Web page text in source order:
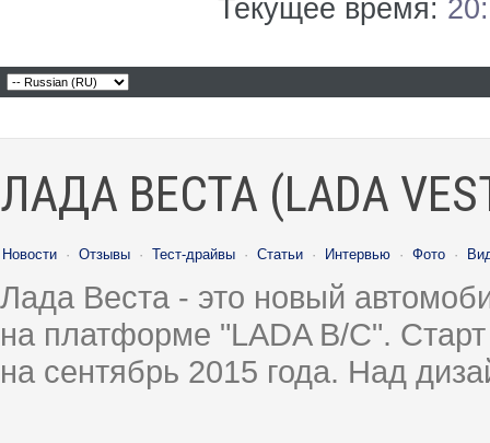
Текущее время:
ЛАДА ВЕСТА (LADA
Новости · Отзывы · Тест-драйвы · Статьи · Интервью · Фото ·
Лада Веста - это новый
на платформе "LADA B/C".
на сентябрь 2015 года. Над